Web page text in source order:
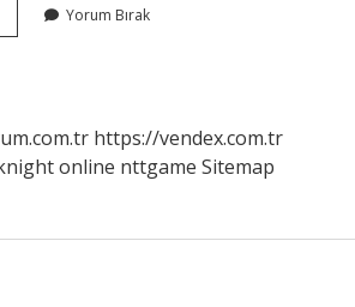
Yorum Bırak
https://vendex.com.tr
online nttgame Sitemap